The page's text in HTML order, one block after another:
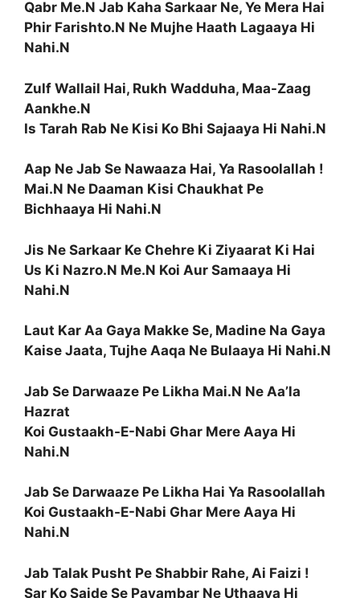
Qabr Me.N Jab Kaha Sarkaar Ne, Ye Mera Hai
Phir Farishto.N Ne Mujhe Haath Lagaaya Hi
Nahi.N
Zulf Wallail Hai, Rukh Wadduha, Maa-Zaag
Aankhe.N
Is Tarah Rab Ne Kisi Ko Bhi Sajaaya Hi Nahi.N
Aap Ne Jab Se Nawaaza Hai, Ya Rasoolallah !
Mai.N Ne Daaman Kisi Chaukhat Pe
Bichhaaya Hi Nahi.N
Jis Ne Sarkaar Ke Chehre Ki Ziyaarat Ki Hai
Us Ki Nazro.N Me.N Koi Aur Samaaya Hi
Nahi.N
Laut Kar Aa Gaya Makke Se, Madine Na Gaya
Kaise Jaata, Tujhe Aaqa Ne Bulaaya Hi Nahi.N
Jab Se Darwaaze Pe Likha Mai.N Ne Aa’la
Hazrat
Koi Gustaakh-E-Nabi Ghar Mere Aaya Hi
Nahi.N
Jab Se Darwaaze Pe Likha Hai Ya Rasoolallah
Koi Gustaakh-E-Nabi Ghar Mere Aaya Hi
Nahi.N
Jab Talak Pusht Pe Shabbir Rahe, Ai Faizi !
Sar Ko Sajde Se Payambar Ne Uthaaya Hi